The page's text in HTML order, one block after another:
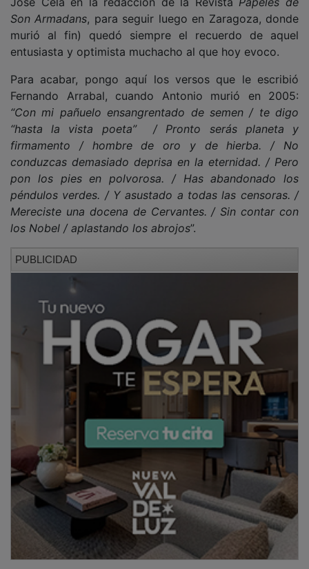
Son Armadans , para seguir luego en Zaragoza, donde
murió al fin) quedó siempre el recuerdo de aquel
entusiasta y optimista muchacho al que hoy evoco.
Fernando Arrabal, cuando Antonio murió en 2005:
“Con mi pañuelo ensangrentado de semen / te digo
“hasta la vista poeta” / Pronto serás planeta y
firmamento / hombre de oro y de hierba. / No
conduzcas demasiado deprisa en la eternidad. / Pero
pon los pies en polvorosa. / Has abandonado los
péndulos verdes. / Y asustado a todas las censoras. /
Mereciste una docena de Cervantes. / Sin contar con
los Nobel / aplastando los abrojos”.
Tras la extraña maraña se adivina el afecto, y el deseo
de felicidad en ese fondo de cuadro que es la
eternidad individual.